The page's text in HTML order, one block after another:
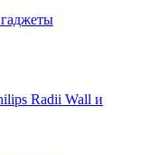
гаджеты
Radii Wall и